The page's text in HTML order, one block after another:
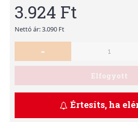
3.924 Ft
Nettó ár: 3.090 Ft
-
Elfogyott
Értesíts, ha